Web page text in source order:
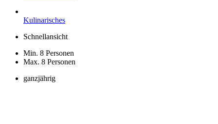
Kulinarisches
Schnellansicht
Min. 8 Personen
Max. 8 Personen
ganzjährig